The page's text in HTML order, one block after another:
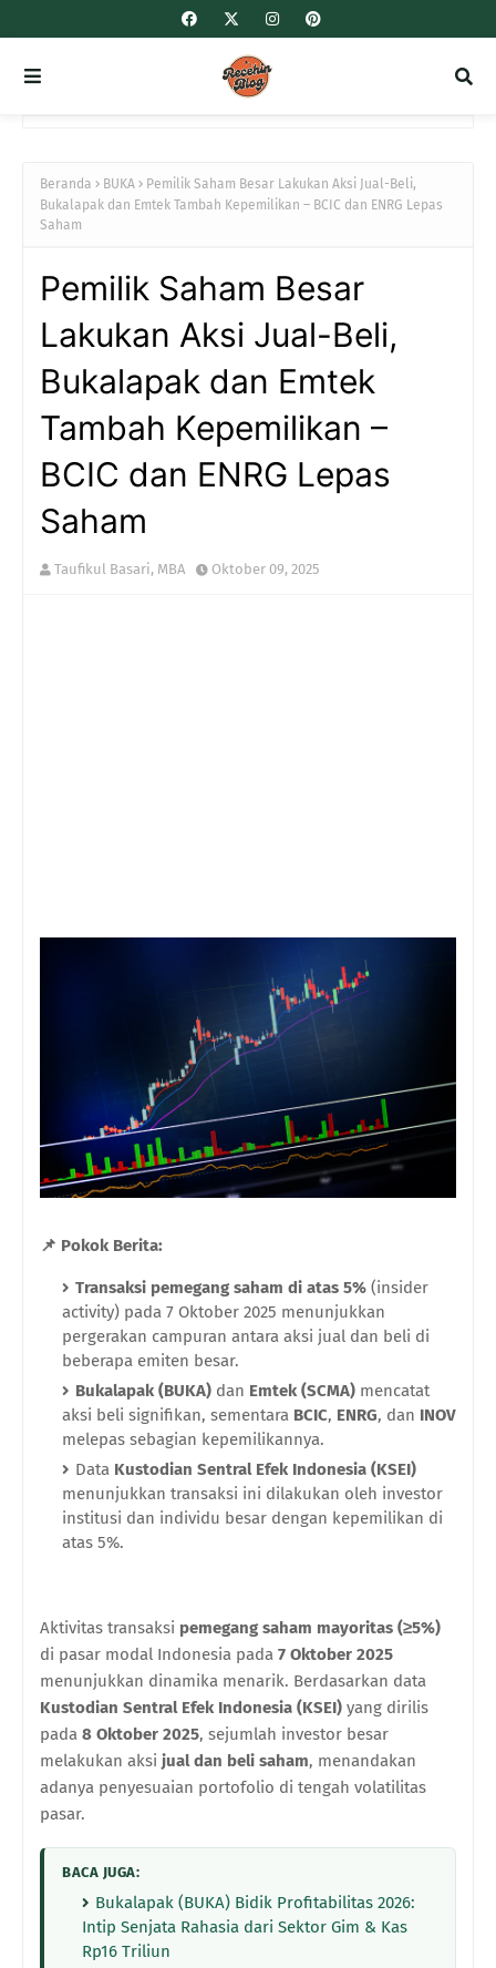
Beranda BUKA
Pemilik Saham Besar Lakukan Aksi Jual-Beli,
Bukalapak dan Emtek Tambah Kepemilikan – BCIC dan ENRG Lepas
Saham
Pemilik Saham Besar
Lakukan Aksi Jual-Beli,
Bukalapak dan Emtek
Tambah Kepemilikan –
BCIC dan ENRG Lepas
Saham
Taufikul Basari, MBA Oktober 09, 2025
📌 Pokok Berita:
Transaksi pemegang saham di atas 5% (insider
activity) pada 7 Oktober 2025 menunjukkan
pergerakan campuran antara aksi jual dan beli di
beberapa emiten besar.
Bukalapak (BUKA) dan Emtek (SCMA) mencatat
aksi beli signifikan, sementara BCIC, ENRG, dan INOV
melepas sebagian kepemilikannya.
Data Kustodian Sentral Efek Indonesia (KSEI)
menunjukkan transaksi ini dilakukan oleh investor
institusi dan individu besar dengan kepemilikan di
atas 5%.
Aktivitas transaksi pemegang saham mayoritas (≥5%)
di pasar modal Indonesia pada 7 Oktober 2025
menunjukkan dinamika menarik. Berdasarkan data
Kustodian Sentral Efek Indonesia (KSEI) yang dirilis
pada 8 Oktober 2025, sejumlah investor besar
melakukan aksi jual dan beli saham, menandakan
adanya penyesuaian portofolio di tengah volatilitas
pasar.
BACA JUGA:
Bukalapak (BUKA) Bidik Profitabilitas 2026:
Intip Senjata Rahasia dari Sektor Gim & Kas
Rp16 Triliun